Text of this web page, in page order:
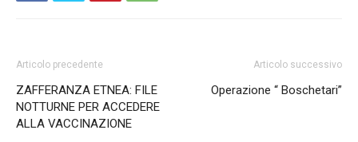
Articolo precedente
ZAFFERANZA ETNEA: FILE
NOTTURNE PER ACCEDERE
ALLA VACCINAZIONE
Articolo successivo
Operazione “ Boschetari”